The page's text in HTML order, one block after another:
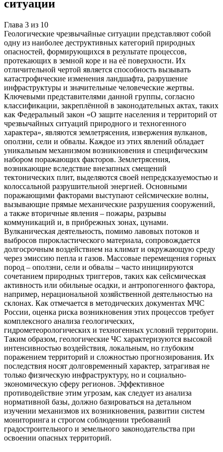
ситуации
Глава 3 из 10
Геологические чрезвычайные ситуации представляют собой
одну из наиболее деструктивных категорий природных
опасностей, формирующихся в результате процессов,
протекающих в земной коре и на её поверхности. Их
отличительной чертой является способность вызывать
катастрофические изменения ландшафта, разрушение
инфраструктуры и значительные человеческие жертвы.
Ключевыми представителями данной группы, согласно
классификации, закреплённой в законодательных актах, таких
как Федеральный закон «О защите населения и территорий от
чрезвычайных ситуаций природного и техногенного
характера», являются землетрясения, извержения вулканов,
оползни, сели и обвалы. Каждое из этих явлений обладает
уникальным механизмом возникновения и специфическим
набором поражающих факторов. Землетрясения,
возникающие вследствие внезапных смещений
тектонических плит, выделяются своей непредсказуемостью и
колоссальной разрушительной энергией. Основными
поражающими факторами выступают сейсмические волны,
вызывающие прямые механические разрушения сооружений,
а также вторичные явления – пожары, разрывы
коммуникаций и, в прибрежных зонах, цунами.
Вулканическая деятельность, помимо лавовых потоков и
выбросов пирокластического материала, сопровождается
долгосрочным воздействием на климат и окружающую среду
через эмиссию пепла и газов. Массовые перемещения горных
пород – оползни, сели и обвалы – часто инициируются
сочетанием природных триггеров, таких как сейсмическая
активность или обильные осадки, и антропогенного фактора,
например, нерациональной хозяйственной деятельностью на
склонах. Как отмечается в методических документах МЧС
России, оценка риска возникновения этих процессов требует
комплексного анализа геологических,
гидрометеорологических и техногенных условий территории.
Таким образом, геологические ЧС характеризуются высокой
интенсивностью воздействия, локальным, но глубоким
поражением территорий и сложностью прогнозирования. Их
последствия носят долговременный характер, затрагивая не
только физическую инфраструктуру, но и социально-
экономическую сферу регионов. Эффективное
противодействие этим угрозам, как следует из анализа
нормативной базы, должно базироваться на детальном
изучении механизмов их возникновения, развитии систем
мониторинга и строгом соблюдении требований
градостроительного и земельного законодательства при
освоении опасных территорий.